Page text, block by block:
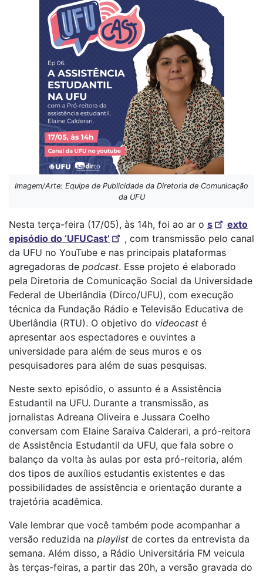
Imagem/Arte: Equipe de Publicidade da Diretoria de Comunicação
da UFU
Nesta terça-feira (17/05), às 14h, foi ao ar o s
exto
episódio do ‘UFUCast’
, com transmissão pelo canal
da UFU no YouTube e nas principais plataformas
agregadoras de podcast. Esse projeto é elaborado
pela Diretoria de Comunicação Social da Universidade
Federal de Uberlândia (Dirco/UFU), com execução
técnica da Fundação Rádio e Televisão Educativa de
Uberlândia (RTU). O objetivo do videocast é
apresentar aos espectadores e ouvintes a
universidade para além de seus muros e os
pesquisadores para além de suas pesquisas.
Neste sexto episódio, o assunto é a Assistência
Estudantil na UFU. Durante a transmissão, as
jornalistas Adreana Oliveira e Jussara Coelho
conversam com Elaine Saraiva Calderari, a pró-reitora
de Assistência Estudantil da UFU, que fala sobre o
balanço da volta às aulas por esta pró-reitoria, além
dos tipos de auxílios estudantis existentes e das
possibilidades de assistência e orientação durante a
trajetória acadêmica.
Vale lembrar que você também pode acompanhar a
versão reduzida na playlist de cortes da entrevista da
semana. Além disso, a Rádio Universitária FM veicula
às terças-feiras, a partir das 20h, a versão gravada do